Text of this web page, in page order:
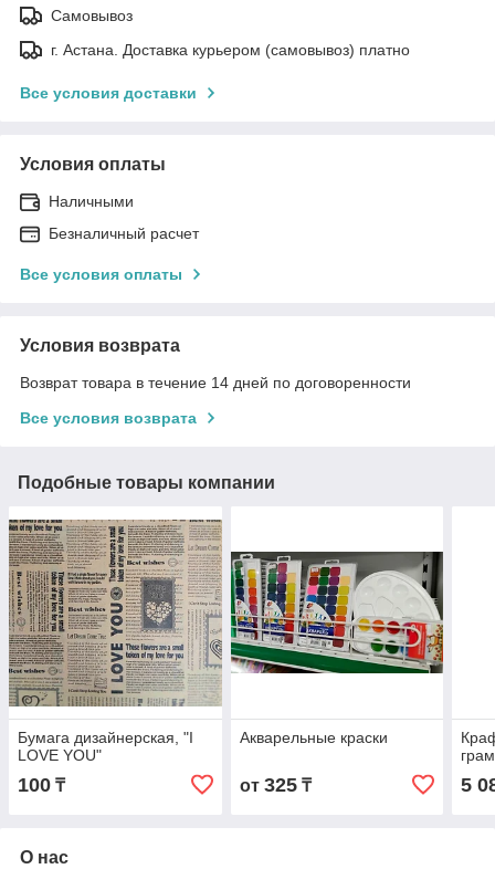
Самовывоз
г. Астана. Доставка курьером (самовывоз) платно
Все условия доставки
Условия оплаты
Наличными
Безналичный расчет
Все условия оплаты
Условия возврата
Возврат товара в течение 14 дней по договоренности
Все условия возврата
Подобные товары компании
Бумага дизайнерская, "I
LOVE YOU"
100 ₸
Акварельные краски
от 325₸ 5
О нас